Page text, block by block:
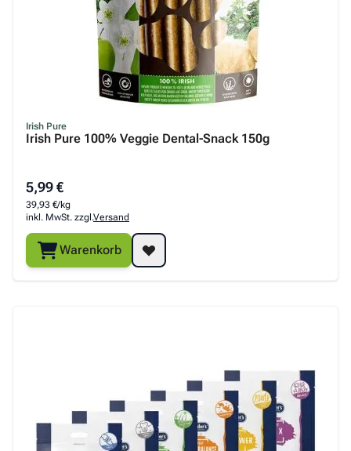
Irish Pure
Irish Pure 100% Veggie Dental-Snack 150g
5,99 €
39,93 €/kg
inkl. MwSt. zzgl.Versand
Warenkorb